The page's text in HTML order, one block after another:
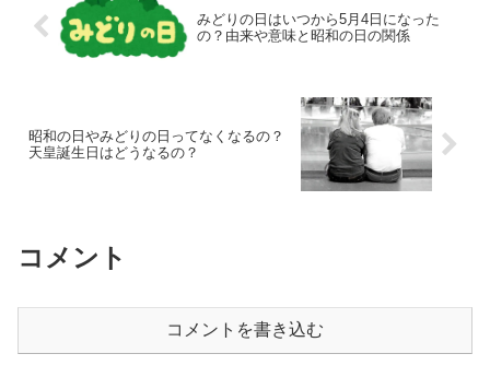
みどりの日はいつから5月4日になった
の？由来や意味と昭和の日の関係
昭和の日やみどりの日ってなくなるの？
天皇誕生日はどうなるの？
コメント
コメントを書き込む